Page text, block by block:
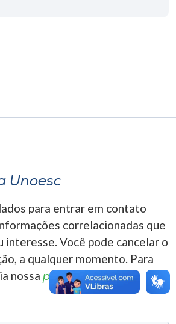
Unoesc
para entrar em contato
correlacionadas que
interesse. Você pode cancelar o
a qualquer momento. Para
nossa política de